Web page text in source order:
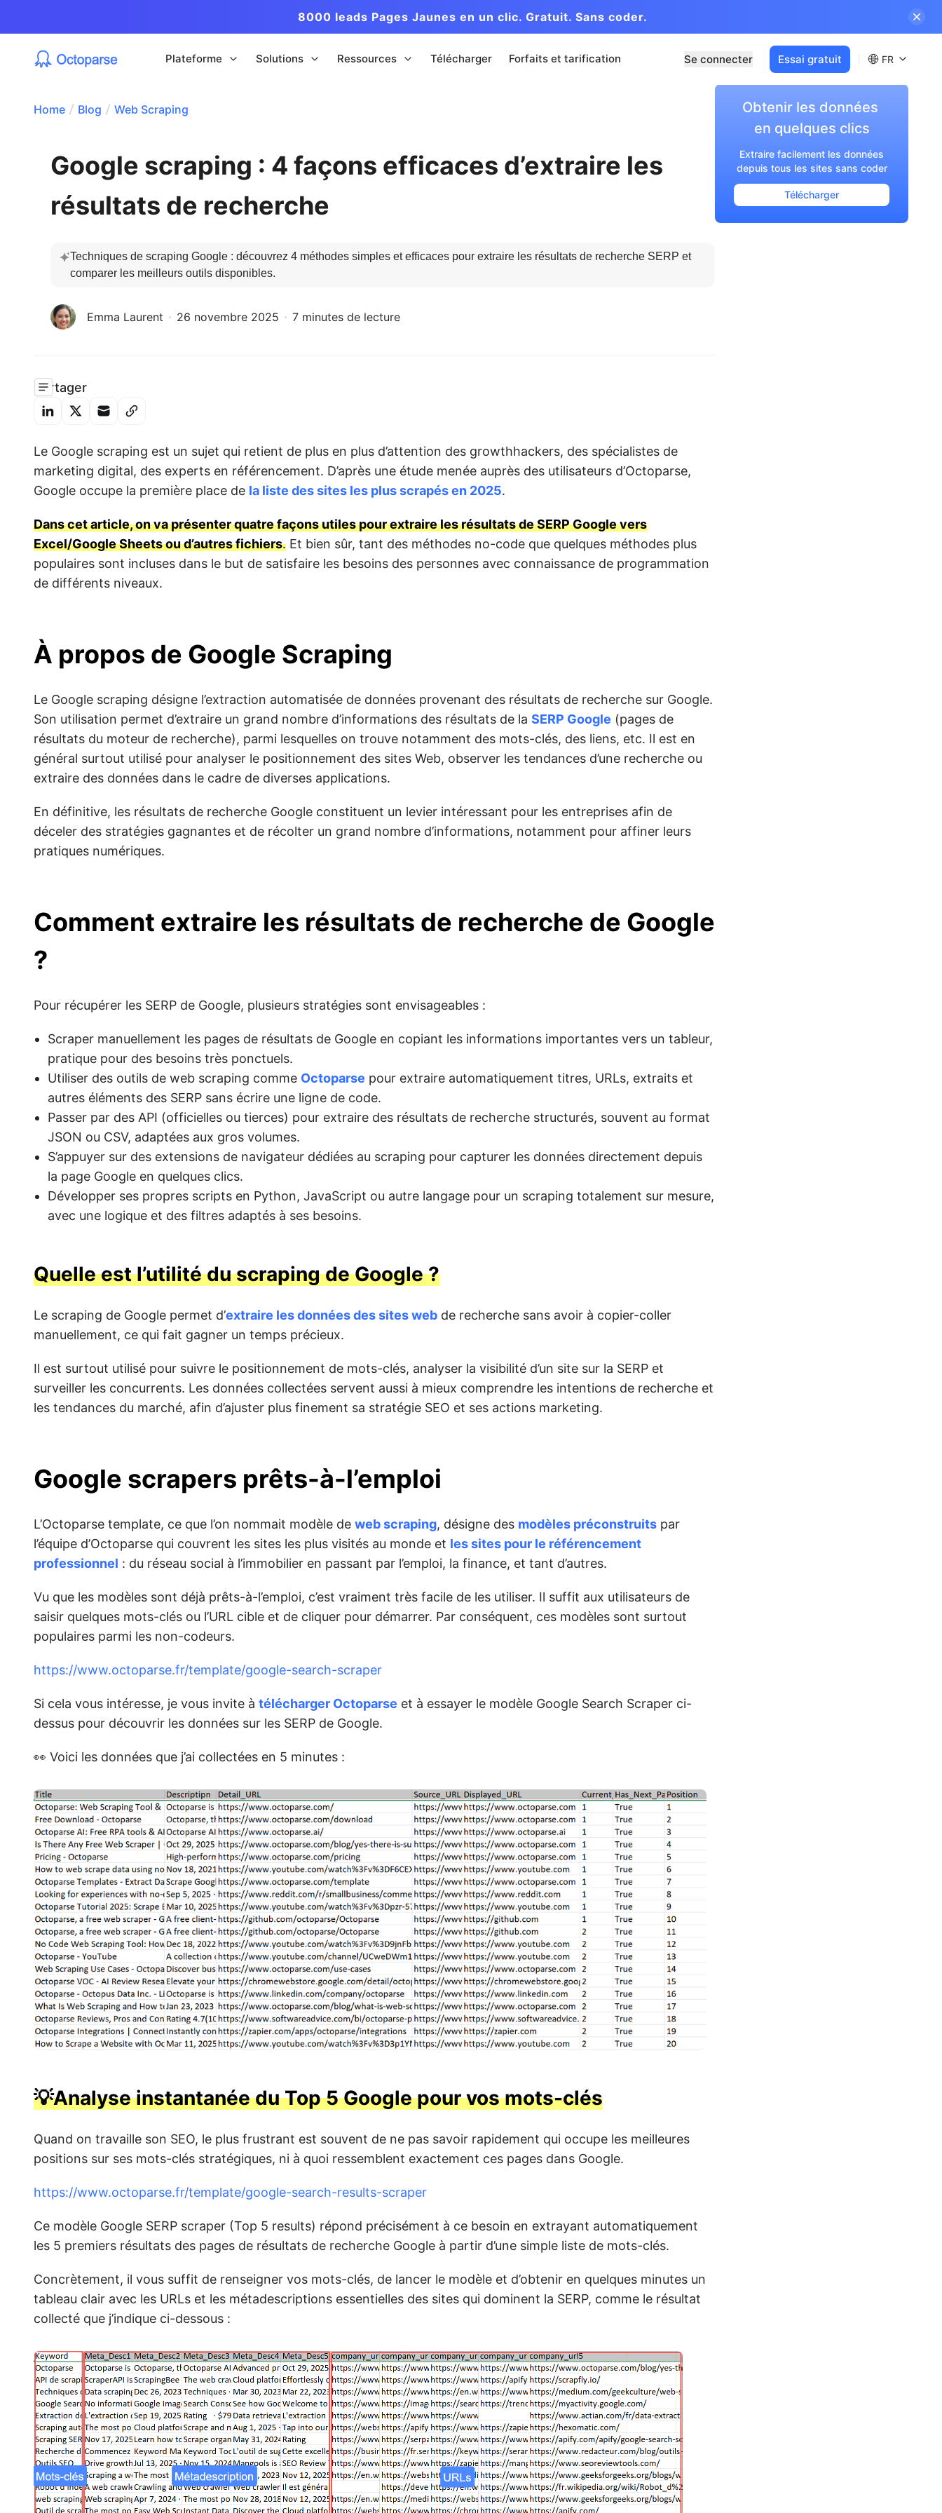
8000 leads Pages Jaunes en un clic. Gratuit. Sans coder.
Plateforme Solutions Ressources Télécharger Forfaits et tarification Se connecter Essai gratuit FR
Home Blog Web Scraping
Google scraping : 4 façons efficaces d’extraire les
résultats de recherche
Techniques de scraping Google : découvrez 4 méthodes simples et efficaces pour extraire les résultats de recherche SERP et
comparer les meilleurs outils disponibles.
Emma Laurent 26 novembre 2025 7 minutes de lecture
Partager
Le Google scraping est un sujet qui retient de plus en plus d’attention des growthhackers, des spécialistes de
marketing digital, des experts en référencement. D’après une étude menée auprès des utilisateurs d’Octoparse,
Google occupe la première place de la liste des sites les plus scrapés en 2025.
Dans cet article, on va présenter quatre façons utiles pour extraire les résultats de SERP Google vers
Excel/Google Sheets ou d’autres fichiers. Et bien sûr, tant des méthodes no-code que quelques méthodes plus
populaires sont incluses dans le but de satisfaire les besoins des personnes avec connaissance de programmation
de différents niveaux.
À propos de Google Scraping
Le Google scraping désigne l’extraction automatisée de données provenant des résultats de recherche sur Google.
Son utilisation permet d’extraire un grand nombre d’informations des résultats de la SERP Google (pages de
résultats du moteur de recherche), parmi lesquelles on trouve notamment des mots-clés, des liens, etc. Il est en
général surtout utilisé pour analyser le positionnement des sites Web, observer les tendances d’une recherche ou
extraire des données dans le cadre de diverses applications.
En définitive, les résultats de recherche Google constituent un levier intéressant pour les entreprises afin de
déceler des stratégies gagnantes et de récolter un grand nombre d’informations, notamment pour affiner leurs
pratiques numériques.
Comment extraire les résultats de recherche de Google
?
Pour récupérer les SERP de Google, plusieurs stratégies sont envisageables :
Scraper manuellement les pages de résultats de Google en copiant les informations importantes vers un tableur,
pratique pour des besoins très ponctuels.
Utiliser des outils de web scraping comme Octoparse pour extraire automatiquement titres, URLs, extraits et
autres éléments des SERP sans écrire une ligne de code.
Passer par des API (officielles ou tierces) pour extraire des résultats de recherche structurés, souvent au format
JSON ou CSV, adaptées aux gros volumes.
S’appuyer sur des extensions de navigateur dédiées au scraping pour capturer les données directement depuis
la page Google en quelques clics.
Développer ses propres scripts en Python, JavaScript ou autre langage pour un scraping totalement sur mesure,
avec une logique et des filtres adaptés à ses besoins.
Quelle est l’utilité du scraping de Google ?
Le scraping de Google permet d’extraire les données des sites web de recherche sans avoir à copier-coller
manuellement, ce qui fait gagner un temps précieux.
Il est surtout utilisé pour suivre le positionnement de mots-clés, analyser la visibilité d’un site sur la SERP et
surveiller les concurrents. Les données collectées servent aussi à mieux comprendre les intentions de recherche et
les tendances du marché, afin d’ajuster plus finement sa stratégie SEO et ses actions marketing.
Google scrapers prêts-à-l’emploi
L’Octoparse template, ce que l’on nommait modèle de web scraping, désigne des modèles préconstruits par
l’équipe d’Octoparse qui couvrent les sites les plus visités au monde et les sites pour le référencement
professionnel : du réseau social à l’immobilier en passant par l’emploi, la finance, et tant d’autres.
Vu que les modèles sont déjà prêts-à-l’emploi, c’est vraiment très facile de les utiliser. Il suffit aux utilisateurs de
saisir quelques mots-clés ou l’URL cible et de cliquer pour démarrer. Par conséquent, ces modèles sont surtout
populaires parmi les non-codeurs.
https://www.octoparse.fr/template/google-search-scraper
Si cela vous intéresse, je vous invite à télécharger Octoparse et à essayer le modèle Google Search Scraper ci-
dessus pour découvrir les données sur les SERP de Google.
👀 Voici les données que j’ai collectées en 5 minutes :
💡Analyse instantanée du Top 5 Google pour vos mots-clés
Quand on travaille son SEO, le plus frustrant est souvent de ne pas savoir rapidement qui occupe les meilleures
positions sur ses mots-clés stratégiques, ni à quoi ressemblent exactement ces pages dans Google.
https://www.octoparse.fr/template/google-search-results-scraper
Ce modèle Google SERP scraper (Top 5 results) répond précisément à ce besoin en extrayant automatiquement
les 5 premiers résultats des pages de résultats de recherche Google à partir d’une simple liste de mots-clés.
Concrètement, il vous suffit de renseigner vos mots-clés, de lancer le modèle et d’obtenir en quelques minutes un
tableau clair avec les URLs et les métadescriptions essentielles des sites qui dominent la SERP, comme le résultat
collecté que j’indique ci-dessous :
Obtenir les données
en quelques clics
Extraire facilement les données
depuis tous les sites sans coder
Télécharger